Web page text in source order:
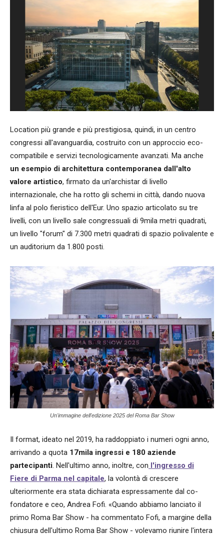
Location più grande e più prestigiosa, quindi, in un centro
congressi all'avanguardia, costruito con un approccio eco-
compatibile e servizi tecnologicamente avanzati. Ma anche
un esempio di architettura contemporanea dall'alto
valore artistico, firmato da un'archistar di livello
internazionale, che ha rotto gli schemi in città, dando nuova
linfa al polo fieristico dell'Eur. Uno spazio articolato su tre
livelli, con un livello sale congressuali di 9mila metri quadrati,
un livello "forum" di 7.300 metri quadrati di spazio polivalente e
un auditorium da 1.800 posti.
Un'immagine dell'edizione 2025 del Roma Bar Show
Il format, ideato nel 2019, ha raddoppiato i numeri ogni anno,
arrivando a quota 17mila ingressi e 180 aziende
partecipanti . Nell'ultimo anno, inoltre, con l'ingresso di
Fiere di Parma nel capitale, la volontà di crescere
ulteriormente era stata dichiarata espressamente dal co-
fondatore e ceo, Andrea Fofi. «Quando abbiamo lanciato il
primo Roma Bar Show - ha commentato Fofi, a margine della
chiusura dell'ultimo Roma Bar Show - volevamo riunire l'intera